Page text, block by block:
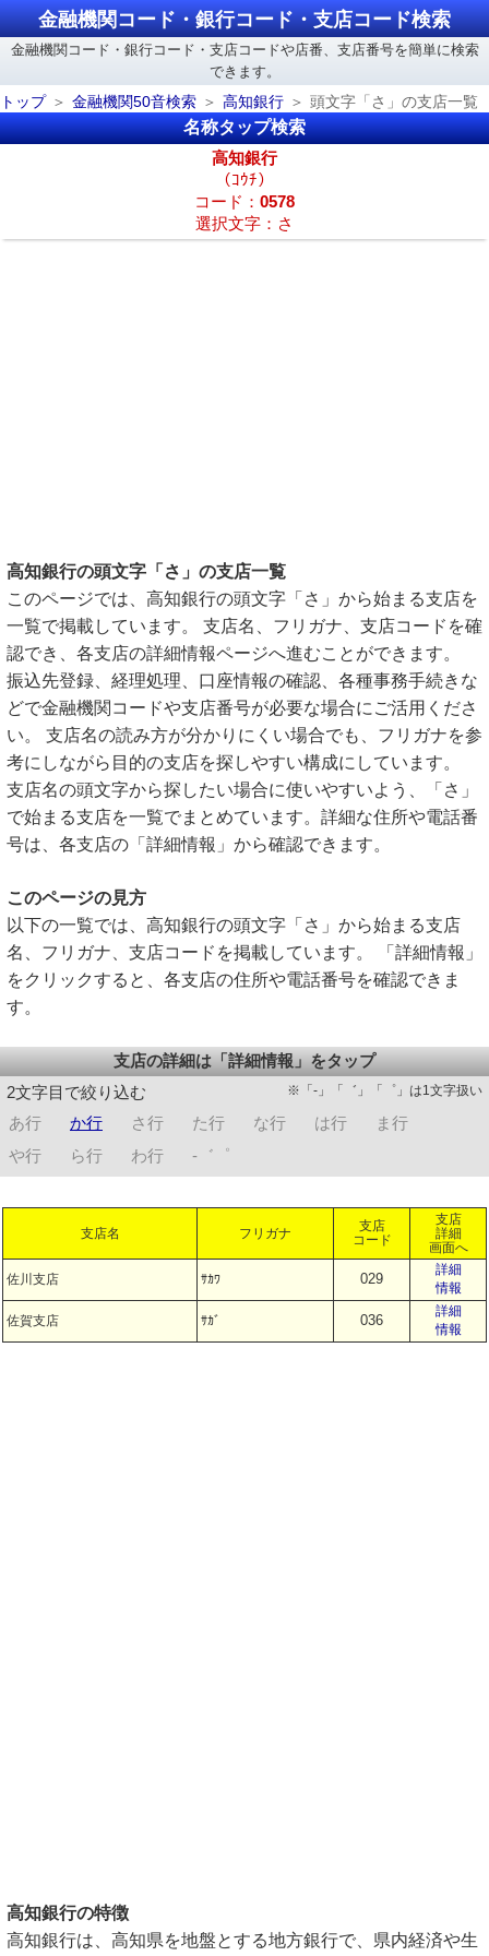
金融機関コード・銀行コード・支店コード検索
金融機関コード・銀行コード・支店コードや店番、支店番号を簡単に検索
できます。
トップ
金融機関50音検索 高知銀行 頭文字「さ」の支店一覧
名称タップ検索
高知銀行
（ｺｳﾁ）
コード： 0578
選択文字：さ
高知銀行の頭文字「さ」の支店一覧
このページでは、高知銀行の頭文字「さ」から始まる支店を
一覧で掲載しています。 支店名、フリガナ、支店コードを確
認でき、各支店の詳細情報ページへ進むことができます。
振込先登録、経理処理、口座情報の確認、各種事務手続きな
どで金融機関コードや支店番号が必要な場合にご活用くださ
い。 支店名の読み方が分かりにくい場合でも、フリガナを参
考にしながら目的の支店を探しやすい構成にしています。
支店名の頭文字から探したい場合に使いやすいよう、「さ」
で始まる支店を一覧でまとめています。詳細な住所や電話番
号は、各支店の「詳細情報」から確認できます。
このページの見方
以下の一覧では、高知銀行の頭文字「さ」から始まる支店
名、フリガナ、支店コードを掲載しています。 「詳細情報」
をクリックすると、各支店の住所や電話番号を確認できま
す。
支店の詳細は「詳細情報」をタップ
2文字目で絞り込む
※「-」「゛」「゜」は1文字扱い
あ行 か行 さ行 た行 な行 は行
ま行
や行
ら行 わ行 -゛゜
支店名 フリガナ
支店
コード
支店
詳細
画面へ
佐川支店 ｻｶﾜ 029
詳細
情報
佐賀支店 ｻｶﾞ 036
詳細
情報
高知銀行の特徴
高知銀行は、高知県を地盤とする地方銀行で、県内経済や生